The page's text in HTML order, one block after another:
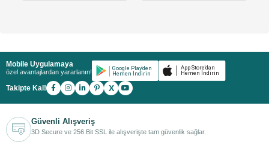
Mobile Uygulamaya
özel avantajlardan yararlanın!
Takipte Kal! X
Güvenli Alışveriş
3D Secure ve 256 Bit SSL ile alışverişte tam güvenlik sağlar.